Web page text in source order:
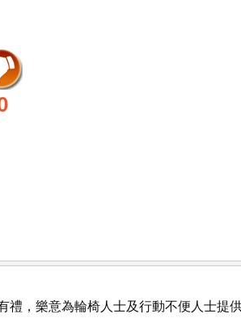
禮，樂意為輪椅人士及行動不便人士提